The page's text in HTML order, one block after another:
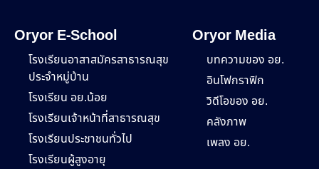
Oryor E-School
โรงเรียนอาสาสมัครสาธารณสุข
ประจำหมู่บ้าน
โรงเรียน อย.น้อย
โรงเรียนเจ้าหน้าที่สาธารณสุข
โรงเรียนประชาชนทั่วไป
โรงเรียนผู้สูงอายุ
Oryor Media
บทความของ อย.
อินโฟกราฟิก
วิดีโอของ อย.
คลังภาพ
เพลง อย.